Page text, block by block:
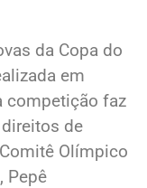
da Copa do
em
competição faz
de
Olímpico
Pepê